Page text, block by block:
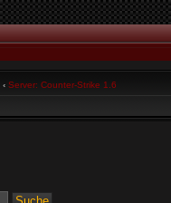
‹ Server: Counter-Strike 1.6